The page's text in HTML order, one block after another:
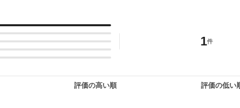
1件
評価の高い順 評価の低い